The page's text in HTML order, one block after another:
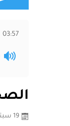
03:57
19 سبتمبر، 2022 - 04:09pm